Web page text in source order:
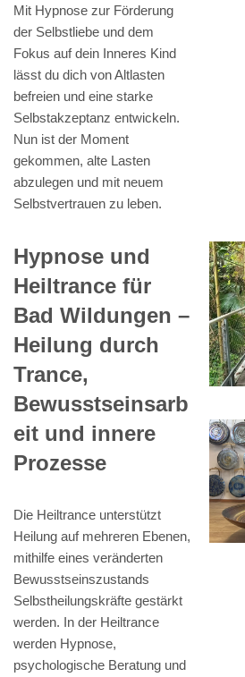
Mit Hypnose zur Förderung
der Selbstliebe und dem
Fokus auf dein Inneres Kind
lässt du dich von Altlasten
befreien und eine starke
Selbstakzeptanz entwickeln.
Nun ist der Moment
gekommen, alte Lasten
abzulegen und mit neuem
Selbstvertrauen zu leben.
Hypnose und
Heiltrance für
Bad Wildungen –
Heilung durch
Trance,
Bewusstseinsarb
eit und innere
Prozesse
Die Heiltrance unterstützt
Heilung auf mehreren Ebenen,
mithilfe eines veränderten
Bewusstseinszustands
Selbstheilungskräfte gestärkt
werden. In der Heiltrance
werden Hypnose,
psychologische Beratung und